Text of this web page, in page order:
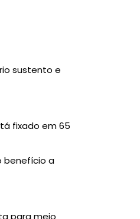
sustento e
fixado em 65
benefício a
para meio